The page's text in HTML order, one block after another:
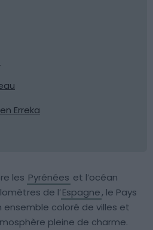
Erreka
les Pyrénées et l’océan
de l’Espagne, le Pays
coloré de villes et
pleine de charme.